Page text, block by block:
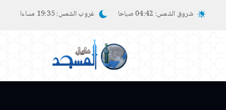
شروق الشمس: 04:42 صباحا غروب الشمس:19:35 مساءا